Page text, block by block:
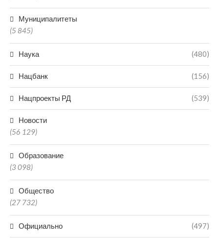
Муниципалитеты
(5 845)
Наука (480)
Нацбанк (156)
Нацпроекты РД (539)
Новости
(56 129)
Образование
(3 098)
Общество
(27 732)
Официально (497)